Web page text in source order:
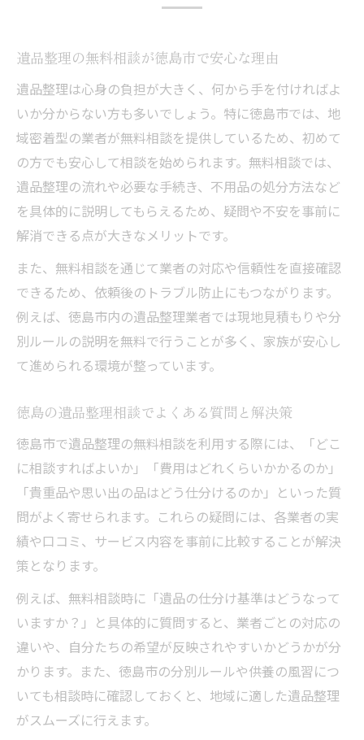
遺品整理支援サービス選びのチェックポイ
ント
徳島で評判の良い遺品整理業者を見極める
方法
遺品整理サービスと不用品回収の違いを知
ろう
遺品整理の加盟店を選ぶ際の注意点
認定遺品整理士が在籍するサービスの特徴
無料相談を活用した遺品整理の基本知識
遺品整理とは何か無料相談で基本を学ぶ
徳島で遺品整理の流れを無料相談で確認
遺品整理サービスの種類と選び方のコツ
方法
遺品整理業者に聞くべき重要な質問例
家族の負担を減らす遺品整理サポート方法
遺品整理無料相談で家族の負担を軽減する
方法
徳島で遺品整理を家族で進めるポイント
不用品回収の無料相談が家族の助けになる
理由
遺品整理サービスのサポート内容を比較検
討
相続や遺品整理に役立つ無料相談の活用事
例
遺品整理に迷うなら無料相談の利用がおすすめ
遺品整理の無料相談が徳島市で安心な理由
遺品整理は心身の負担が大きく、何から手を付ければよ
いか分からない方も多いでしょう。特に徳島市では、地
域密着型の業者が無料相談を提供しているため、初めて
の方でも安心して相談を始められます。無料相談では、
遺品整理の流れや必要な手続き、不用品の処分方法など
を具体的に説明してもらえるため、疑問や不安を事前に
解消できる点が大きなメリットです。
また、無料相談を通じて業者の対応や信頼性を直接確認
できるため、依頼後のトラブル防止にもつながります。
例えば、徳島市内の遺品整理業者では現地見積もりや分
別ルールの説明を無料で行うことが多く、家族が安心し
て進められる環境が整っています。
徳島の遺品整理相談でよくある質問と解決策
徳島市で遺品整理の無料相談を利用する際には、「どこ
に相談すればよいか」「費用はどれくらいかかるのか」
「貴重品や思い出の品はどう仕分けるのか」といった質
問がよく寄せられます。これらの疑問には、各業者の実
績や口コミ、サービス内容を事前に比較することが解決
策となります。
例えば、無料相談時に「遺品の仕分け基準はどうなって
いますか？」と具体的に質問すると、業者ごとの対応の
違いや、自分たちの希望が反映されやすいかどうかが分
かります。また、徳島市の分別ルールや供養の風習につ
いても相談時に確認しておくと、地域に適した遺品整理
がスムーズに行えます。